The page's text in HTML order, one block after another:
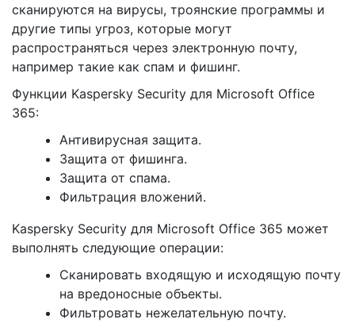
сканируются на вирусы, троянские программы и
другие типы угроз, которые могут
распространяться через электронную почту,
например такие как спам и фишинг.
Функции Kaspersky Security для Microsoft Office
365:
Антивирусная защита.
Защита от фишинга.
Защита от спама.
Фильтрация вложений.
Kaspersky Security для Microsoft Office 365 может
выполнять следующие операции:
Сканировать входящую и исходящую почту
на вредоносные объекты.
Фильтровать нежелательную почту.